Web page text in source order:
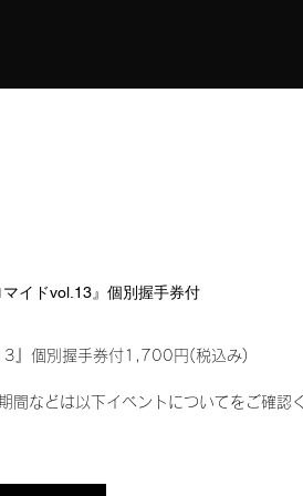
イドvol.13』個別握手券付
』個別握手券付1,700円(税込み)
間などは以下イベントについてをご確認